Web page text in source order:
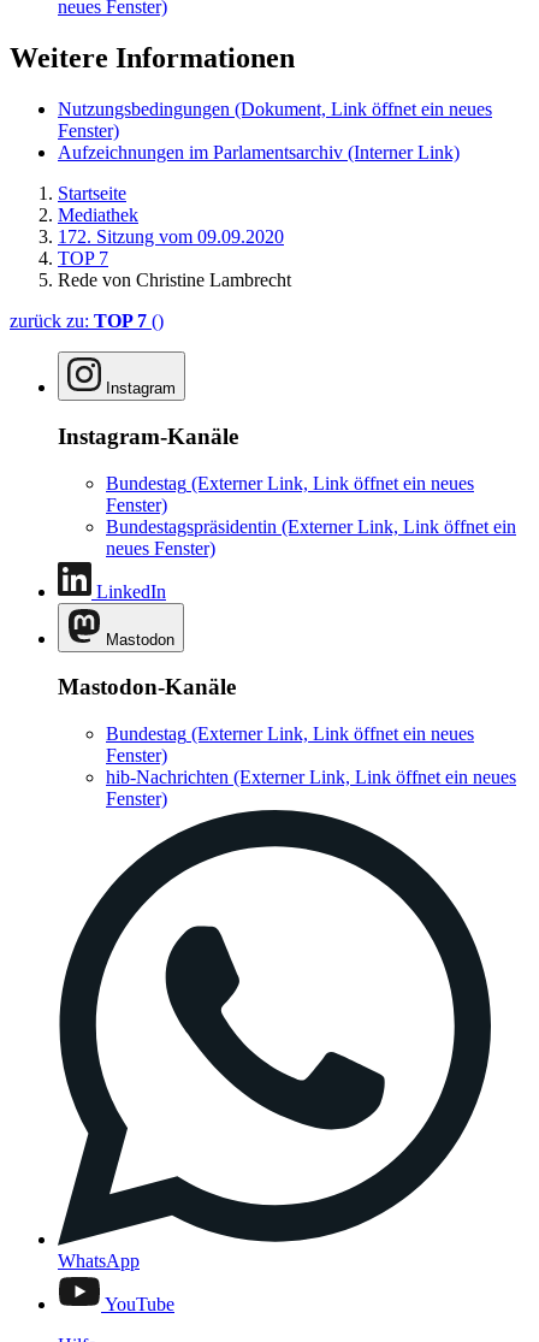
neues Fenster)
Weitere Informationen
Nutzungsbedingungen (Dokument, Link öffnet ein neues
Fenster)
Aufzeichnungen im Parlamentsarchiv (Interner Link)
Startseite
Mediathek
172. Sitzung vom 09.09.2020
TOP 7
Rede von Christine Lambrecht
zurück zu: TOP 7 ()
Instagram
Instagram-Kanäle
Bundestag (Externer Link, Link öffnet ein neues
Fenster)
Bundestagspräsidentin (Externer Link, Link öffnet ein
neues Fenster)
LinkedIn
Mastodon
Mastodon-Kanäle
Bundestag (Externer Link, Link öffnet ein neues
Fenster)
hib-Nachrichten (Externer Link, Link öffnet ein neues
Fenster)
WhatsApp
YouTube